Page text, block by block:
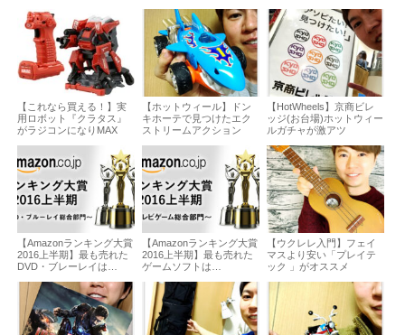
【これなら買える！】実
用ロボット『クラタス』
がラジコンになりMAX
【ホットウィール】ドン
キホーテで見つけたエク
ストリームアクション
【HotWheels】京商ビレ
ッジ(お台場)ホットウィー
ルガチャが激アツ
【Amazonランキング大賞
2016上半期】最も売れた
DVD・ブレーレイは…
【Amazonランキング大賞
2016上半期】最も売れた
ゲームソフトは…
【ウクレレ入門】フェイ
マスより安い「プレイテ
ック 」がオススメ